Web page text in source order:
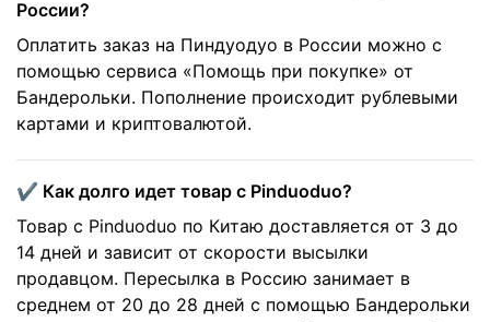
России?
Оплатить заказ на Пиндуодуо в России можно с
помощью сервиса «Помощь при покупке» от
Бандерольки. Пополнение происходит рублевыми
картами и криптовалютой.
✔️ Как долго идет товар с Pinduoduo?
Товар с Pinduoduo по Китаю доставляется от 3 до
14 дней и зависит от скорости высылки
продавцом. Пересылка в Россию занимает в
среднем от 20 до 28 дней с помощью Бандерольки